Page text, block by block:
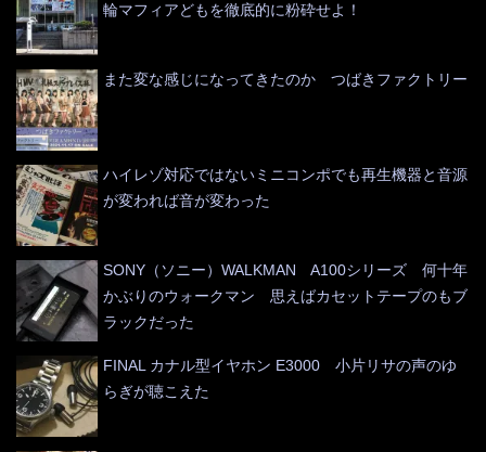
輪マフィアどもを徹底的に粉砕せよ！
また変な感じになってきたのか つばきファクトリー
ハイレゾ対応ではないミニコンポでも再生機器と音源
が変われば音が変わった
SONY（ソニー）WALKMAN A100シリーズ 何十年
かぶりのウォークマン 思えばカセットテープのもブ
ラックだった
FINAL カナル型イヤホン E3000 小片リサの声のゆ
らぎが聴こえた